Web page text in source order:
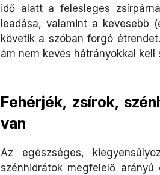
idő alatt a felesleges
leadása, valamint a kevesebb
követik a szóban forgó
ám nem kevés hátrányokkal
Fehérjék, zsírok,
van
Az egészséges,
szénhidrátok megfelelő